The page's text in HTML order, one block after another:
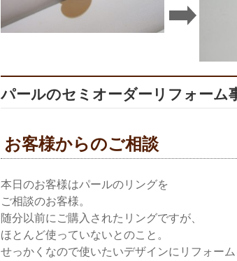
パールのセミオーダーリフォーム
お客様からのご相談
本日のお客様はパールのリングを
ご相談のお客様。
随分以前にご購入されたリングですが、
ほとんど使っていないとのこと。
せっかくなので使いたいデザインにリフォーム